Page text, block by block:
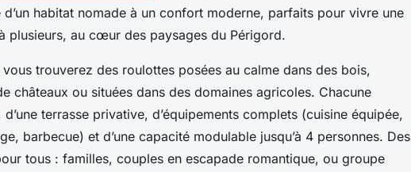
habitat nomade à un confort moderne, parfaits pour vivre une
plusieurs, au cœur des paysages du Périgord.
trouverez des roulottes posées au calme dans des bois,
châteaux ou situées dans des domaines agricoles. Chacune
terrasse privative, d’équipements complets (cuisine équipée,
barbecue) et d’une capacité modulable jusqu’à 4 personnes. Des
tous : familles, couples en escapade romantique, ou groupe